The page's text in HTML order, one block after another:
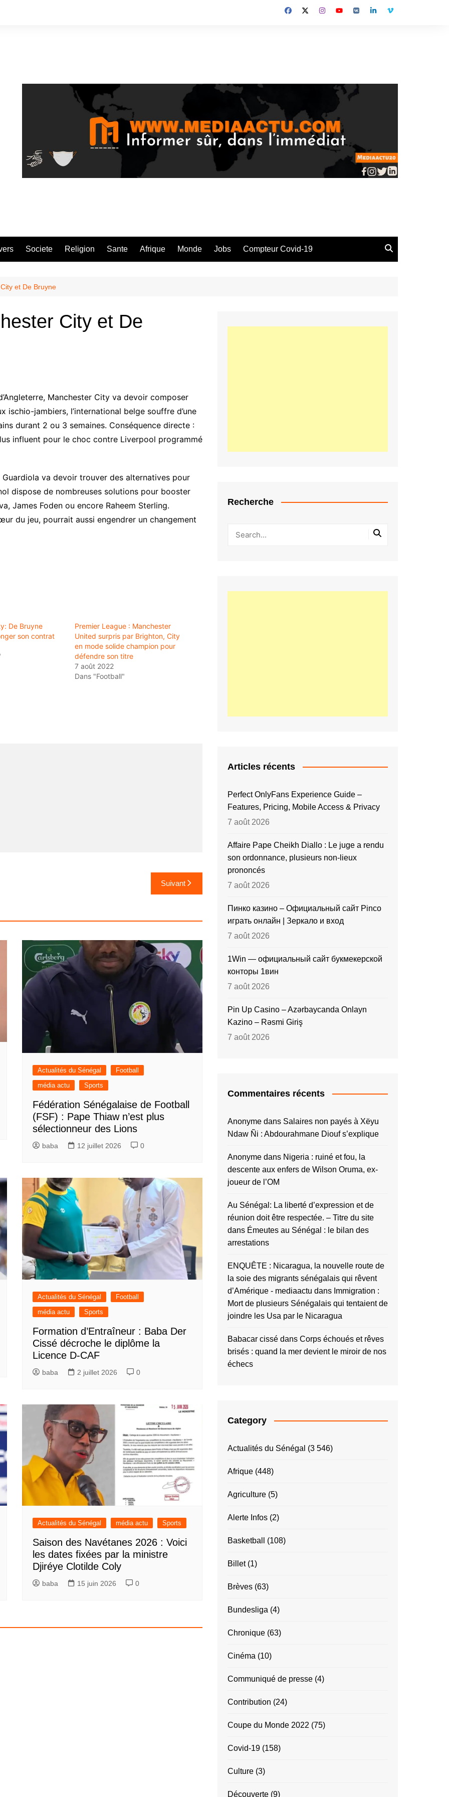
Societe Religion Sante Afrique Monde Jobs Compteur Covid-19
et De Bruyne
City et De
Manchester City va devoir composer
ischio-jambiers, l’international belge souffre d’une
durant 2 ou 3 semaines. Conséquence directe :
influent pour le choc contre Liverpool programmé
Guardiola va devoir trouver des alternatives pour
dispose de nombreuses solutions pour booster
James Foden ou encore Raheem Sterling.
du jeu, pourrait aussi engendrer un changement
De Bruyne
son contrat
Premier League : Manchester
United surpris par Brighton, City
en mode solide champion pour
défendre son titre
7 août 2022
Dans "Football"
Suivant
Actualités du Sénégal
Football
média actu
Sports
Fédération Sénégalaise de Football
(FSF) : Pape Thiaw n’est plus
sélectionneur des Lions
baba 12 juillet 2026 0
Actualités du Sénégal
Football
média actu
Sports
Formation d’Entraîneur : Baba Der
Cissé décroche le diplôme la
Licence D-CAF
baba 2 juillet 2026 0
Actualités du Sénégal média actu Sports
Saison des Navétanes 2026 : Voici
les dates fixées par la ministre
Djiréye Clotilde Coly
baba 15 juin 2026 0
Recherche
Articles récents
Perfect OnlyFans Experience Guide –
Features, Pricing, Mobile Access & Privacy
7 août 2026
Affaire Pape Cheikh Diallo : Le juge a rendu
son ordonnance, plusieurs non-lieux
prononcés
7 août 2026
Пинко казино – Официальный сайт Pinco
играть онлайн | Зеркало и вход
7 août 2026
1Win — официальный сайт букмекерской
конторы 1вин
7 août 2026
Pin Up Casino – Azərbaycanda Onlayn
Kazino – Rəsmi Giriş
7 août 2026
Commentaires récents
Anonyme dans Salaires non payés à Xëyu
Ndaw Ñi : Abdourahmane Diouf s’explique
Anonyme dans Nigeria : ruiné et fou, la
descente aux enfers de Wilson Oruma, ex-
joueur de l’OM
Au Sénégal: La liberté d’expression et de
réunion doit être respectée. – Titre du site
dans Émeutes au Sénégal : le bilan des
arrestations
ENQUÊTE : Nicaragua, la nouvelle route de
la soie des migrants sénégalais qui rêvent
d’Amérique - mediaactu dans Immigration :
Mort de plusieurs Sénégalais qui tentaient de
joindre les Usa par le Nicaragua
Babacar cissé dans Corps échoués et rêves
brisés : quand la mer devient le miroir de nos
échecs
Category
Actualités du Sénégal (3 546)
Afrique (448)
Agriculture (5)
Alerte Infos (2)
Basketball (108)
Billet(1)
Brèves (63)
Bundesliga (4)
Chronique (63)
Cinéma (10)
Communiqué de presse (4)
Contribution (24)
Coupe du Monde 2022 (75)
Covid-19 (158)
Culture (3)
Découverte (9)